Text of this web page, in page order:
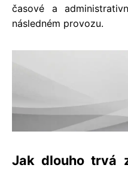
časové a
následném provozu.
Jak dlouho trvá